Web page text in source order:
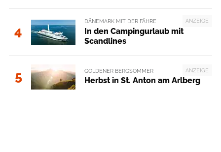
4
ANZEIGE
DÄNEMARK MIT DER FÄHRE
In den Campingurlaub mit
Scandlines
5 ANZEIGE
GOLDENER BERGSOMMER
Herbst in St. Anton am Arlberg